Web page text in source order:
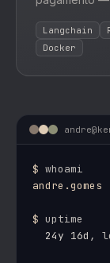
Langchain
Docker
$
andre.gomes
$
  24y 16d
,